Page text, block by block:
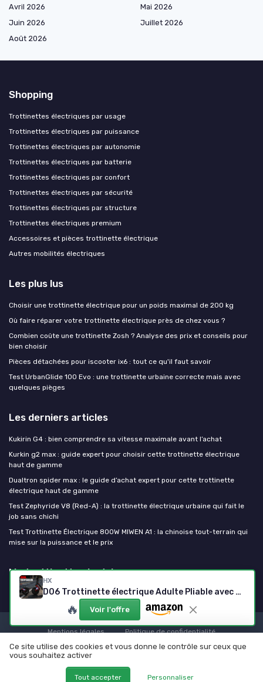
HX
D06 Trottinette électrique Adulte Pliable avec Double Suspension,Scooter électrique Moteur 500W,36V 16/25 Ah,30-70km Longue Distance,25km/h,3 Vitesses,Double Frein,8.5" Pneumatici Solidi,APP 16.0 Ampères-heures
🔥 Voir l'offre
Avril 2026
Mai 2026
Juin 2026
Juillet 2026
Août 2026
Shopping
Trottinettes électriques par usage
Trottinettes électriques par puissance
Trottinettes électriques par autonomie
Trottinettes électriques par batterie
Trottinettes électriques par confort
Trottinettes électriques par sécurité
Trottinettes électriques par structure
Trottinettes électriques premium
Accessoires et pièces trottinette électrique
Autres mobilités électriques
Les plus lus
Choisir une trottinette électrique pour un poids maximal de 200 kg
Où faire réparer votre trottinette électrique près de chez vous ?
Combien coûte une trottinette Zosh ? Analyse des prix et conseils pour
bien choisir
Pièces détachées pour iscooter ix6 : tout ce qu'il faut savoir
Test UrbanGlide 100 Evo : une trottinette urbaine correcte mais avec
quelques pièges
Les derniers articles
Kukirin G4 : bien comprendre sa vitesse maximale avant l’achat
Kurkin g2 max : guide expert pour choisir cette trottinette électrique
haut de gamme
Dualtron spider max : le guide d’achat expert pour cette trottinette
électrique haut de gamme
Test Zephyride V8 (Red-A) : la trottinette électrique urbaine qui fait le
job sans chichi
Test Trottinette Électrique 800W MIWEN A1 : la chinoise tout-terrain qui
mise sur la puissance et le prix
Ma trottinette electrique
Mentions légales
Politique de confidentialité
© Ma trottinette electrique 2026
Ce site utilise des cookies et vous donne le contrôle sur ceux que
vous souhaitez activer
Tout accepter Personnaliser